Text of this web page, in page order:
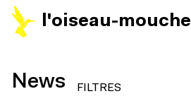
l'oiseau-mouche
News FILTRES